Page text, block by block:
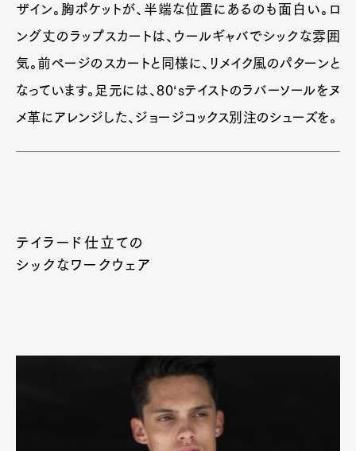
ザイン。胸ポケットが、半端な位置にあるのも面白い。ロ
ング丈のラップスカートは、ウールギャバでシックな雰囲
気。前ページのスカートと同様に、リメイク風のパターンと
なっています。足元には、80‘sテイストのラバーソールをヌ
メ革にアレンジした、ジョージコックス別注のシューズを。
テイラード仕立ての
シックなワークウェア